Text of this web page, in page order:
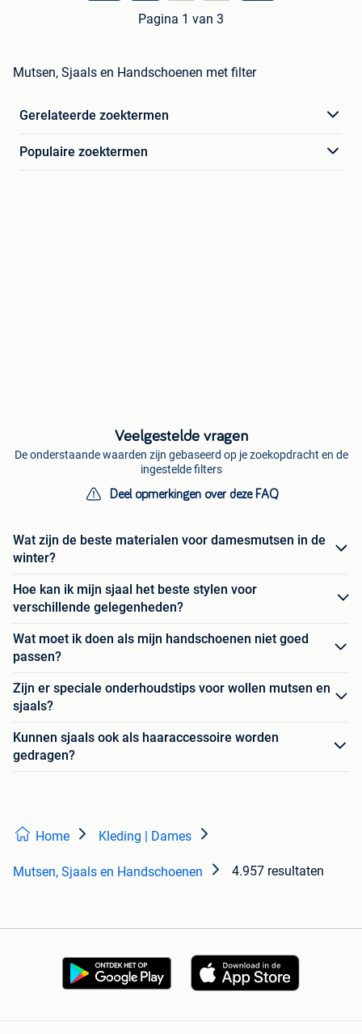
Pagina 1 van 3
Mutsen, Sjaals en Handschoenen met filter
Gerelateerde zoektermen
Populaire zoektermen
Veelgestelde vragen
De onderstaande waarden zijn gebaseerd op je zoekopdracht en de
ingestelde filters
Deel opmerkingen over deze FAQ
Wat zijn de beste materialen voor damesmutsen in de
winter?
Hoe kan ik mijn sjaal het beste stylen voor
verschillende gelegenheden?
Wat moet ik doen als mijn handschoenen niet goed
passen?
Zijn er speciale onderhoudstips voor wollen mutsen en
sjaals?
Kunnen sjaals ook als haaraccessoire worden
gedragen?
Home Kleding | Dames
Mutsen, Sjaals en Handschoenen 4.957 resultaten